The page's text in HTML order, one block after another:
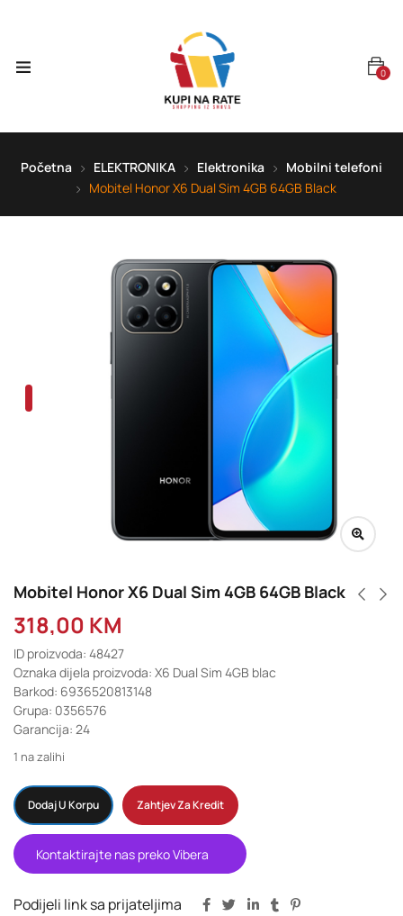
0
Početna ELEKTRONIKA Elektronika
Mobilni telefoni
Mobitel Honor X6 Dual Sim 4GB 64GB Black
Mobitel Honor X6 Dual Sim 4GB 64GB Black
318,00 KM
ID proizvoda: 48427
Oznaka dijela proizvoda: X6 Dual Sim 4GB blac
Barkod: 6936520813148
Grupa: 0356576
Garancija: 24
1 na zalihi
Dodaj U Korpu Zahtjev Za Kredit
Kontaktirajte nas preko Vibera
Podijeli link sa prijateljima